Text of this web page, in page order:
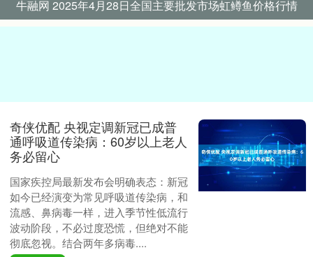
牛融网 2025年4月28日全国主要批发市场虹鳟鱼价格行情
奇侠优配 央视定调新冠已成普
通呼吸道传染病：60岁以上老人
务必留心
国家疾控局最新发布会明确表态：新冠
如今已经演变为常见呼吸道传染病，和
流感、鼻病毒一样，进入季节性低流行
波动阶段，不必过度恐慌，但绝对不能
彻底忽视。结合两年多病毒....